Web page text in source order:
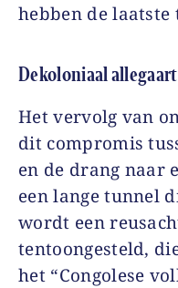
hebben de
Dekoloniaal
Het vervolg van
dit compromis
en de drang naar
een lange tunnel
wordt een
tentoongesteld,
het “Congolese